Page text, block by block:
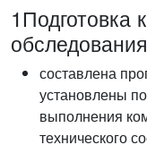
1Подготовка
составлена
установлены
выполнения
технического